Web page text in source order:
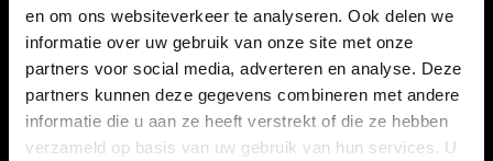
en om ons websiteverkeer te analyseren. Ook delen we
informatie over uw gebruik van onze site met onze
partners voor social media, adverteren en analyse. Deze
partners kunnen deze gegevens combineren met andere
informatie die u aan ze heeft verstrekt of die ze hebben
verzameld op basis van uw gebruik van hun services. U
VERHALEN
NIEUWS
KALENDER